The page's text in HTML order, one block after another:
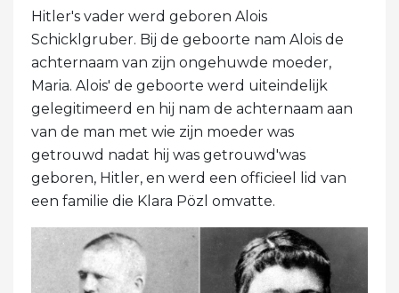
Hitler's vader werd geboren Alois
Schicklgruber. Bij de geboorte nam Alois de
achternaam van zijn ongehuwde moeder,
Maria. Alois' de geboorte werd uiteindelijk
gelegitimeerd en hij nam de achternaam aan
van de man met wie zijn moeder was
getrouwd nadat hij was getrouwd'was
geboren, Hitler, en werd een officieel lid van
een familie die Klara Pözl omvatte.